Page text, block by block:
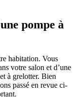
pompe à
habitation. Vous
votre salon et d’une
à grelotter. Bien
passé en revue ci-